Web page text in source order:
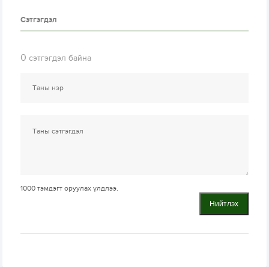
Сэтгэгдэл
0 сэтгэгдэл байна
1000 тэмдэгт оруулах үлдлээ.
Нийтлэх